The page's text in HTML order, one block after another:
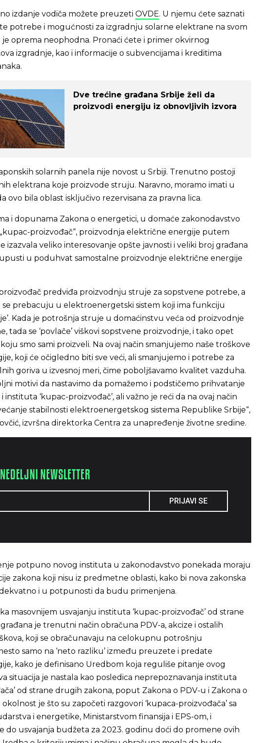
izdanje vodiča možete preuzeti OVDE. U njemu ćete saznati
potrebe i mogućnosti za izgradnju solarne elektrane na svom
je oprema neophodna. Pronaći ćete i primer okvirnog
izgradnje, kao i informacije o subvencijama i kreditima
Dve trećine građana Srbije želi da
proizvodi energiju iz obnovljivih izvora
solarnih panela nije novost u Srbiji. Trenutno postoji
elektrana koje proizvode struju. Naravno, moramo imati u
ovo bila oblast isključivo rezervisana za pravna lica.
i dopunama Zakona o energetici, u domaće zakonodavstvo
proizvođač“, proizvodnja električne energije putem
izazvala veliko interesovanje opšte javnosti i veliki broj građana
u poduhvat samostalne proizvodnje električne energije
predviđa proizvodnju struje za sopstvene potrebe, a
se prebacuju u elektroenergetski sistem koji ima funkciju
Kada je potrošnja struje u domaćinstvu veća od proizvodnje
tada se ‘povlače’ viškovi sopstvene proizvodnje, i tako opet
smo sami proizveli. Na ovaj način smanjujemo naše troškove
koji će očigledno biti sve veći, ali smanjujemo i potrebe za
goriva u izvesnoj meri, čime poboljšavamo kvalitet vazduha.
motivi da nastavimo da pomažemo i podstičemo prihvatanje
instituta ‘kupac-proizvođač’, ali važno je reći da na ovaj način
stabilnosti elektroenergetskog sistema Republike Srbije“,
izvršna direktorka Centra za unapređenje životne sredine.
NEWSLETTER
PRIJAVI SE
potpuno novog instituta u zakonodavstvo ponekada moraju
zakona koji nisu iz predmetne oblasti, kako bi nova zakonska
i u potpunosti da budu primenjena.
masovnijem usvajanju instituta ‘kupac-proizvođač’ od strane
je trenutni način obračuna PDV-a, akcize i ostalih
koji se obračunavaju na celokupnu potrošnju
samo na ‘neto razliku’ između preuzete i predate
kako je definisano Uredbom koja reguliše pitanje ovog
situacija je nastala kao posledica neprepoznavanja instituta
od strane drugih zakona, poput Zakona o PDV-u i Zakona o
je što su započeti razgovori ‘kupaca-proizvođača’ sa
i energetike, Ministarstvom finansija i EPS-om, i
do usvajanja budžeta za 2023. godinu doći do promene ovih